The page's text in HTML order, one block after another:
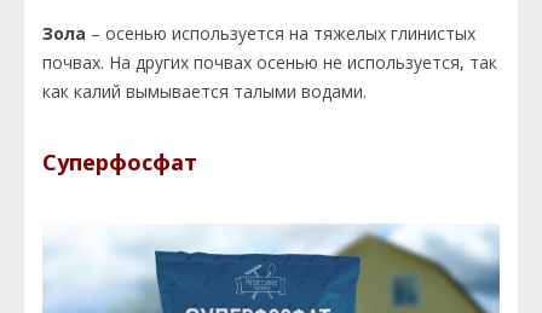
Зола – осенью используется на тяжелых глинистых
почвах. На других почвах осенью не используется, так
как калий вымывается талыми водами.
Суперфосфат